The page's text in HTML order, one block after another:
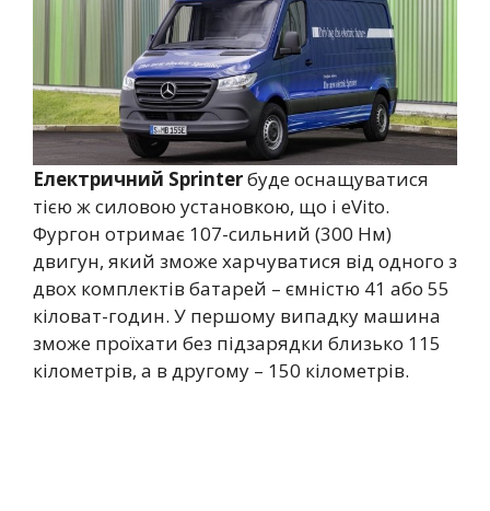
Електричний Sprinterбуде оснащуватися
тією ж силовою установкою, що і eVito.
Фургон отримає 107-сильний (300 Нм)
двигун, який зможе харчуватися від одного з
двох комплектів батарей – ємністю 41 або 55
кіловат-годин. У першому випадку машина
зможе проїхати без підзарядки близько 115
кілометрів, а в другому – 150 кілометрів.